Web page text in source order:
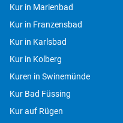
Kur in Marienbad
Kur in Franzensbad
Kur in Karlsbad
Kur in Kolberg
Kuren in Swinemünde
Kur Bad Füssing
Kur auf Rügen